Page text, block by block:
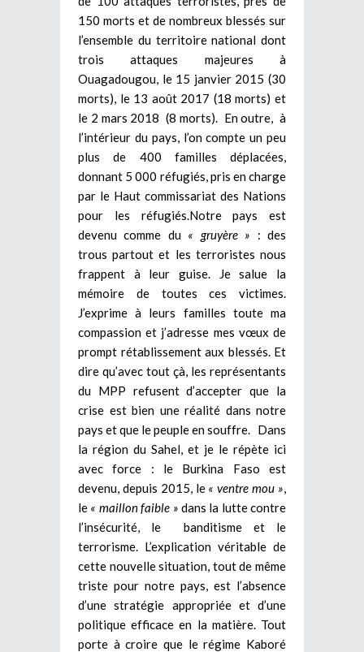
150 morts et de nombreux blessés sur
l’ensemble du territoire national dont
trois attaques majeures à
Ouagadougou, le 15 janvier 2015 (30
morts), le 13 août 2017 (18 morts) et
le 2 mars 2018 (8 morts). En outre, à
l’intérieur du pays, l’on compte un peu
plus de 400 familles déplacées,
donnant 5 000 réfugiés, pris en charge
par le Haut commissariat des Nations
pour les réfugiés.Notre pays est
devenu comme du « gruyère » : des
trous partout et les terroristes nous
frappent à leur guise. Je salue la
mémoire de toutes ces victimes.
J’exprime à leurs familles toute ma
compassion et j’adresse mes vœux de
prompt rétablissement aux blessés. Et
dire qu’avec tout çà, les représentants
du MPP refusent d’accepter que la
crise est bien une réalité dans notre
pays et que le peuple en souffre. Dans
la région du Sahel, et je le répète ici
avec force : le Burkina Faso est
devenu, depuis 2015, le « ventre mou »
le « maillon faible » dans la lutte contre
l’insécurité, le banditisme et le
terrorisme. L’explication véritable de
cette nouvelle situation, tout de même
triste pour notre pays, est l’absence
d’une stratégie appropriée et d’une
politique efficace en la matière. Tout
porte à croire que le régime Kaboré